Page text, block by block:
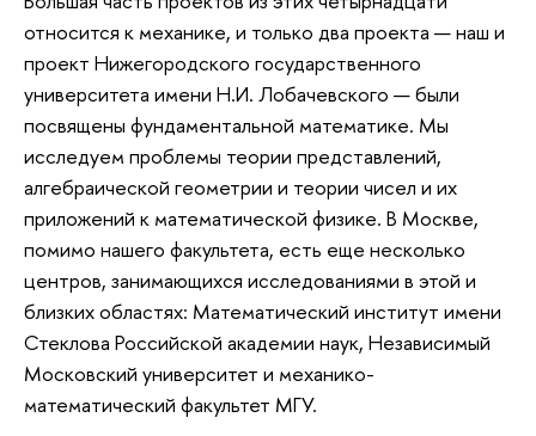
относится к механике, и только два проекта — наш и
проект Нижегородского государственного
университета имени Н.И. Лобачевского — были
посвящены фундаментальной математике. Мы
исследуем проблемы теории представлений,
алгебраической геометрии и теории чисел и их
приложений к математической физике. В Москве,
помимо нашего факультета, есть еще несколько
центров, занимающихся исследованиями в этой и
близких областях: Математический институт имени
Стеклова Российской академии наук, Независимый
Московский университет и механико-
математический факультет МГУ.